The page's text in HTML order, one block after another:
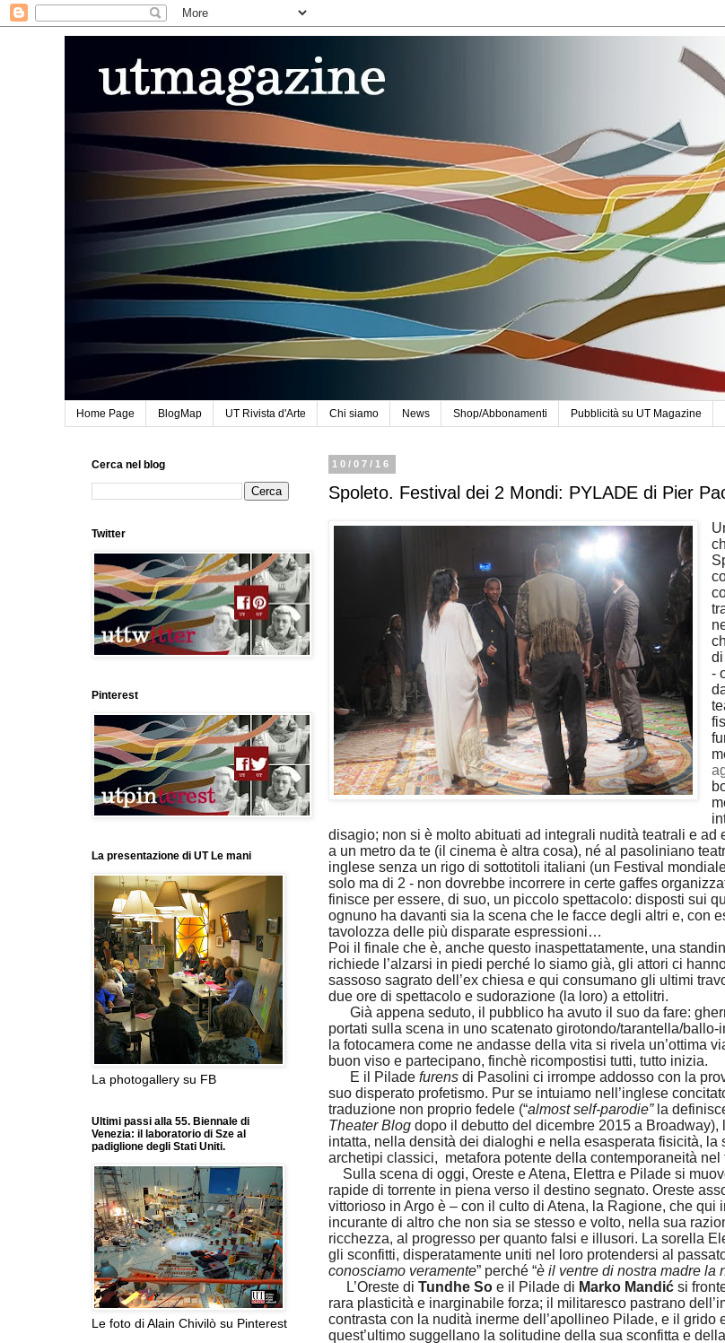
Home Page BlogMap UT Rivista d'Arte Chi siamo News Shop/Abbonamenti Pubblicità su UT Magazine
10/07/16
Spoleto. Festival dei 2 Mondi: PYLADE di Pier
-
disagio; non si è molto abituati ad integrali nudità teatrali e ad
a un metro da te (il cinema è altra cosa), né al pasoliniano
inglese senza un rigo di sottotitoli italiani (un Festival
solo ma di 2 - non dovrebbe incorrere in certe gaffes
finisce per essere, di suo, un piccolo spettacolo: disposti sui
ognuno ha davanti sia la scena che le facce degli altri e, con
tavolozza delle più disparate espressioni…
Poi il finale che è, anche questo inaspettatamente, una
richiede l’alzarsi in piedi perché lo siamo già, gli attori ci
sassoso sagrato dell’ex chiesa e qui consumano gli ultimi
due ore di spettacolo e sudorazione (la loro) a ettolitri.
Già appena seduto, il pubblico ha avuto il suo da fare:
portati sulla scena in uno scatenato girotondo/tarantella/ballo-
la fotocamera come ne andasse della vita si rivela un’ottima
buon viso e partecipano, finchè ricompostisi tutti, tutto inizia.
E il Pilade furens di Pasolini ci irrompe addosso con la
suo disperato profetismo. Pur se intuiamo nell’inglese
traduzione non proprio fedele (“almost self-parodie” la
Theater Blog dopo il debutto del dicembre 2015 a Broadway),
intatta, nella densità dei dialoghi e nella esasperata fisicità, la
archetipi classici, metafora potente della contemporaneità nel
Sulla scena di oggi, Oreste e Atena, Elettra e Pilade si
rapide di torrente in piena verso il destino segnato. Oreste
vittorioso in Argo è – con il culto di Atena, la Ragione, che qui
incurante di altro che non sia se stesso e volto, nella sua
ricchezza, al progresso per quanto falsi e illusori. La sorella
gli sconfitti, disperatamente uniti nel loro protendersi al
conosciamo veramente” perché “è il ventre di nostra madre la
L’Oreste di Tundhe So e il Pilade di Marko Mandić si
rara plasticità e inarginabile forza; il militaresco pastrano
contrasta con la nudità inerme dell’apollineo Pilade, e il grido
quest’ultimo suggellano la solitudine della sua sconfitta e
Cerca nel blog
Twitter
Pinterest
La presentazione di UT Le mani
La photogallery su FB
Ultimi passi alla 55. Biennale di
Venezia: il laboratorio di Sze al
padiglione degli Stati Uniti.
Le foto di Alain Chivilò su Pinterest